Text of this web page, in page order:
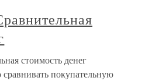
стоимость денег
покупательную